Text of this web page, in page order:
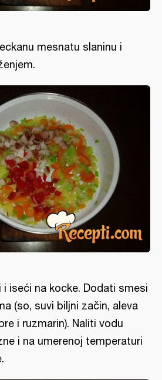
mesnatu slaninu i
iseći na kocke. Dodati smesi
(so, suvi biljni začin, aleva
i ruzmarin). Naliti vodu
i na umerenoj temperaturi